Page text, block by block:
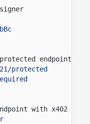
endpoint
protected
with x402